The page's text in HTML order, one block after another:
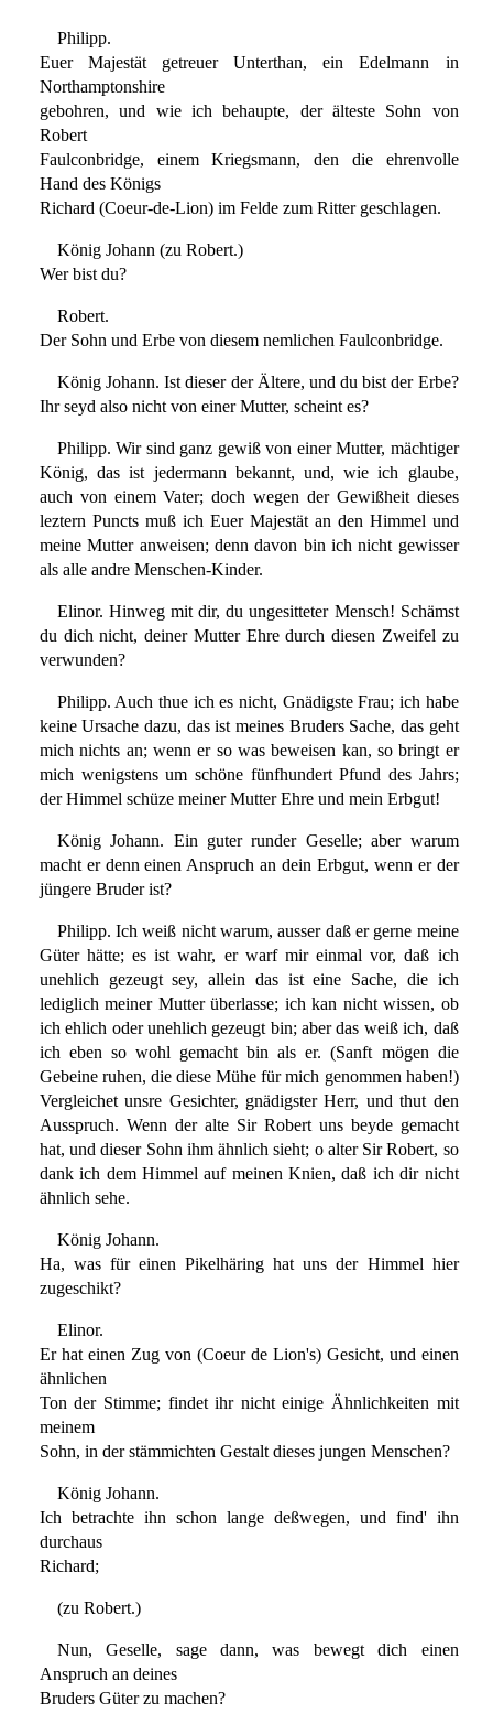
Philipp.
Euer Majestät getreuer Unterthan, ein Edelmann in
Northamptonshire
gebohren, und wie ich behaupte, der älteste Sohn von
Robert
Faulconbridge, einem Kriegsmann, den die ehrenvolle
Hand des Königs
Richard (Coeur-de-Lion) im Felde zum Ritter geschlagen.
König Johann (zu Robert.)
Wer bist du?
Robert.
Der Sohn und Erbe von diesem nemlichen Faulconbridge.
König Johann. Ist dieser der Ältere, und du bist der Erbe?
Ihr seyd also nicht von einer Mutter, scheint es?
Philipp. Wir sind ganz gewiß von einer Mutter, mächtiger
König, das ist jedermann bekannt, und, wie ich glaube,
auch von einem Vater; doch wegen der Gewißheit dieses
leztern Puncts muß ich Euer Majestät an den Himmel und
meine Mutter anweisen; denn davon bin ich nicht gewisser
als alle andre Menschen-Kinder.
Elinor. Hinweg mit dir, du ungesitteter Mensch! Schämst
du dich nicht, deiner Mutter Ehre durch diesen Zweifel zu
verwunden?
Philipp. Auch thue ich es nicht, Gnädigste Frau; ich habe
keine Ursache dazu, das ist meines Bruders Sache, das geht
mich nichts an; wenn er so was beweisen kan, so bringt er
mich wenigstens um schöne fünfhundert Pfund des Jahrs;
der Himmel schüze meiner Mutter Ehre und mein Erbgut!
König Johann. Ein guter runder Geselle; aber warum
macht er denn einen Anspruch an dein Erbgut, wenn er der
jüngere Bruder ist?
Philipp. Ich weiß nicht warum, ausser daß er gerne meine
Güter hätte; es ist wahr, er warf mir einmal vor, daß ich
unehlich gezeugt sey, allein das ist eine Sache, die ich
lediglich meiner Mutter überlasse; ich kan nicht wissen, ob
ich ehlich oder unehlich gezeugt bin; aber das weiß ich, daß
ich eben so wohl gemacht bin als er. (Sanft mögen die
Gebeine ruhen, die diese Mühe für mich genommen haben!)
Vergleichet unsre Gesichter, gnädigster Herr, und thut den
Ausspruch. Wenn der alte Sir Robert uns beyde gemacht
hat, und dieser Sohn ihm ähnlich sieht; o alter Sir Robert, so
dank ich dem Himmel auf meinen Knien, daß ich dir nicht
ähnlich sehe.
König Johann.
Ha, was für einen Pikelhäring hat uns der Himmel hier
zugeschikt?
Elinor.
Er hat einen Zug von (Coeur de Lion's) Gesicht, und einen
ähnlichen
Ton der Stimme; findet ihr nicht einige Ähnlichkeiten mit
meinem
Sohn, in der stämmichten Gestalt dieses jungen Menschen?
König Johann.
Ich betrachte ihn schon lange deßwegen, und find' ihn
durchaus
Richard;
(zu Robert.)
Nun, Geselle, sage dann, was bewegt dich einen
Anspruch an deines
Bruders Güter zu machen?